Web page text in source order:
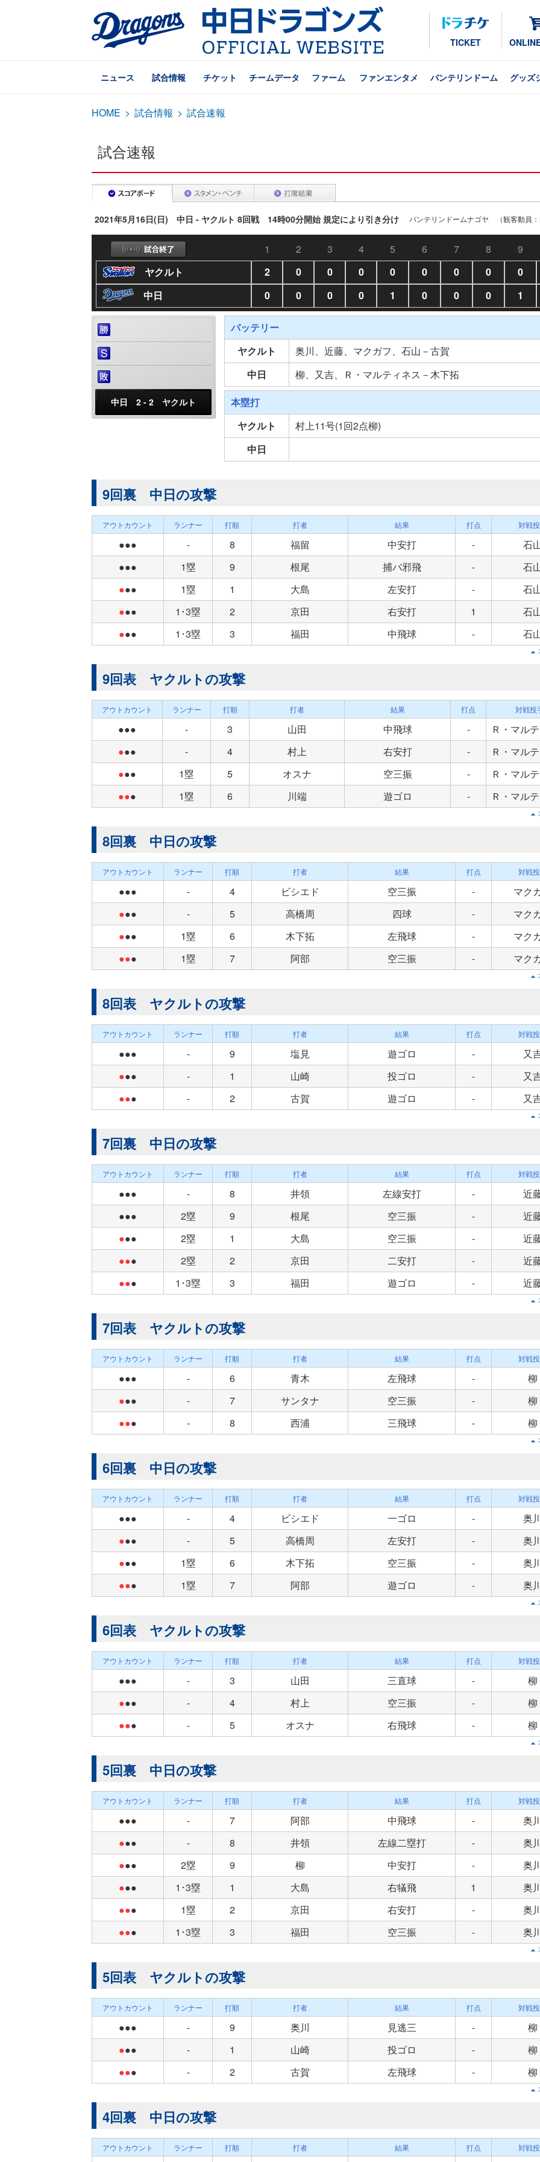
TICKET
ニュース 試合情報 チケット チームデータ ファーム ファンエンタメ バンテリンドーム グッズ
HOME > 試合情報 > 試合速報
試合速報
2021年5月16日(日) 中日 - ヤクルト 8回戦 14時00分開始 規定により引き分け バンテリンドームナゴヤ （観客動員：
1 2 3 4 5 6 7 8 9
ヤクルト
2 0 0 0 0 0 0 0 0
中日
0 0 0 0 1 0 0 0 1
中日 2 - 2 ヤクルト
バッテリー
ヤクルト
奥川、近藤、マクガフ、石山－古賀
中日
柳、又吉、Ｒ・マルティネス－木下拓
本塁打
ヤクルト
村上11号(1回2点柳)
中日
9回裏 中日の攻撃
アウトカウント ランナー 打順 打者 結果 打点 対戦
●●● - 8 福留 中安打 -
石
●●●
1塁 9 根尾 捕バ邪飛 -
石
●●● 1塁 1 大島 左安打 -
石
●●● 1･3塁 2 京田 右安打 1
石
●●● 1･3塁 3 福田 中飛球 - 石
9回表 ヤクルトの攻撃
アウトカウント ランナー 打順 打者 結果 打点 対戦投
●●● - 3 山田 中飛球 -
Ｒ・マル
●●● - 4 村上 右安打 -
Ｒ・マル
●●● 1塁 5 オスナ 空三振 -
Ｒ・マル
●●● 1塁 6 川端 遊ゴロ - Ｒ・マル
8回裏 中日の攻撃
アウトカウント ランナー 打順 打者 結果 打点 対戦
●●● - 4 ビシエド 空三振 -
マク
●●● - 5 高橋周 四球 -
マク
●●● 1塁 6 木下拓 左飛球 -
マク
●●● 1塁 7 阿部 空三振 - マク
8回表 ヤクルトの攻撃
アウトカウント ランナー 打順 打者 結果 打点 対戦
●●● - 9 塩見 遊ゴロ -
又
●●● - 1 山崎 投ゴロ -
又
●●● - 2 古賀 遊ゴロ - 又
7回裏 中日の攻撃
アウトカウント ランナー 打順 打者 結果 打点 対戦
●●● - 8 井領 左線安打 -
近
●●●
2塁 9 根尾 空三振 -
近
●●● 2塁 1 大島 空三振 -
近
●●● 2塁 2 京田 二安打 -
近
●●● 1･3塁 3 福田 遊ゴロ - 近
7回表 ヤクルトの攻撃
アウトカウント ランナー 打順 打者 結果 打点 対戦
●●● - 6 青木 左飛球 -
柳
●●● - 7 サンタナ 空三振 -
柳
●●● - 8 西浦 三飛球 - 柳
6回裏 中日の攻撃
アウトカウント ランナー 打順 打者 結果 打点 対戦
●●● - 4 ビシエド 一ゴロ -
奥
●●● - 5 高橋周 左安打 -
奥
●●● 1塁 6 木下拓 空三振 -
奥
●●● 1塁 7 阿部 遊ゴロ - 奥
6回表 ヤクルトの攻撃
アウトカウント ランナー 打順 打者 結果 打点 対戦
●●● - 3 山田 三直球 -
柳
●●● - 4 村上 空三振 -
柳
●●● - 5 オスナ 右飛球 - 柳
5回裏 中日の攻撃
アウトカウント ランナー 打順 打者 結果 打点 対戦
●●● - 7 阿部 中飛球 -
奥
●●● - 8 井領 左線二塁打 -
奥
●●● 2塁 9 柳 中安打 -
奥
●●● 1･3塁 1 大島 右犠飛 1
奥
●●● 1塁 2 京田 右安打 -
奥
●●● 1･3塁 3 福田 空三振 - 奥
5回表 ヤクルトの攻撃
アウトカウント ランナー 打順 打者 結果 打点 対戦
●●● - 9 奥川 見逃三 -
柳
●●● - 1 山崎 投ゴロ -
柳
●●● - 2 古賀 左飛球 - 柳
4回裏 中日の攻撃
アウトカウント ランナー 打順 打者 結果 打点 対戦